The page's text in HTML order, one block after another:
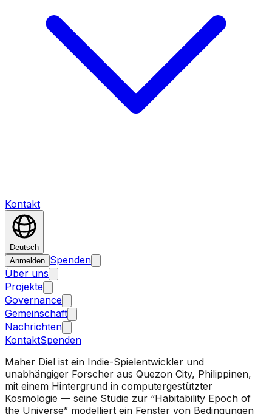
Kontakt
Deutsch
Anmelden Spenden
Über uns
Projekte
Governance
Gemeinschaft
Nachrichten
KontaktSpenden
Maher Diel ist ein Indie-Spielentwickler und
unabhängiger Forscher aus Quezon City, Philippinen,
mit einem Hintergrund in computergestützter
Kosmologie — seine Studie zur “Habitability Epoch of
the Universe” modelliert ein Fenster von Bedingungen